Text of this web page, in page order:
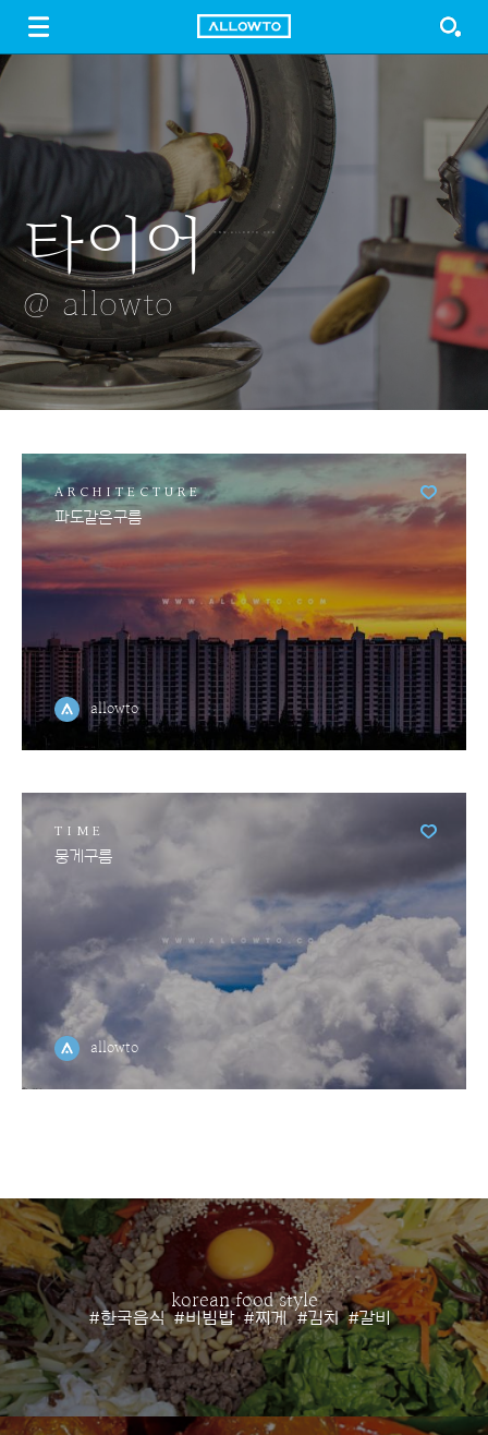
FREE DOWNLOAD GUIDE SIGN UP
타이어
@ allowto
발우공양
@ allowto
반짝거리는 물결
@ allowto
빛내림
@ allowto
추워요
@ allowto
ARCHITECTURE
파도같은구름
allowto
TIME
뭉게구름
allowto
korean food style
#한국음식 #비빔밥 #찌게 #김치 #갈비